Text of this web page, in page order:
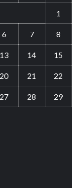
1
6 7 8
13 14 15
20 21 22
27 28 29